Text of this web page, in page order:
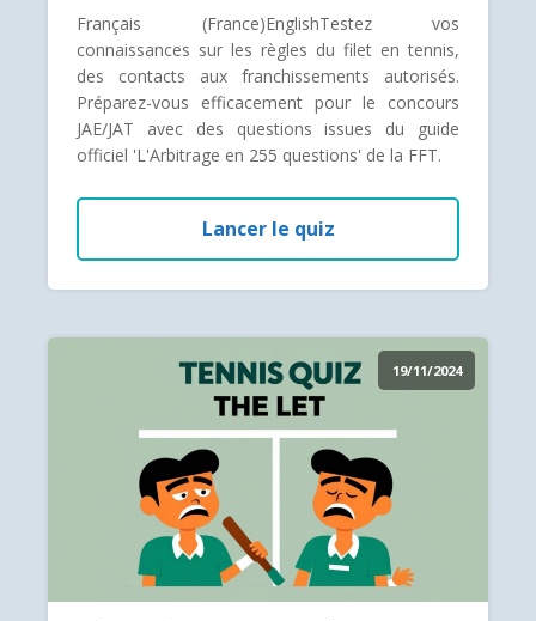
Français (France)EnglishTestez vos
connaissances sur les règles du filet en tennis,
des contacts aux franchissements autorisés.
Préparez-vous efficacement pour le concours
JAE/JAT avec des questions issues du guide
officiel 'L'Arbitrage en 255 questions' de la FFT.
Lancer le quiz
19/11/2024